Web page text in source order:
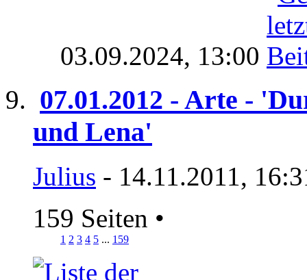
03.09.2024, 13:00
07.01.2012 - Arte -
und Lena'
Julius - 14.11.2011,
159 Seiten •
1 2 3 4 5 ... 159